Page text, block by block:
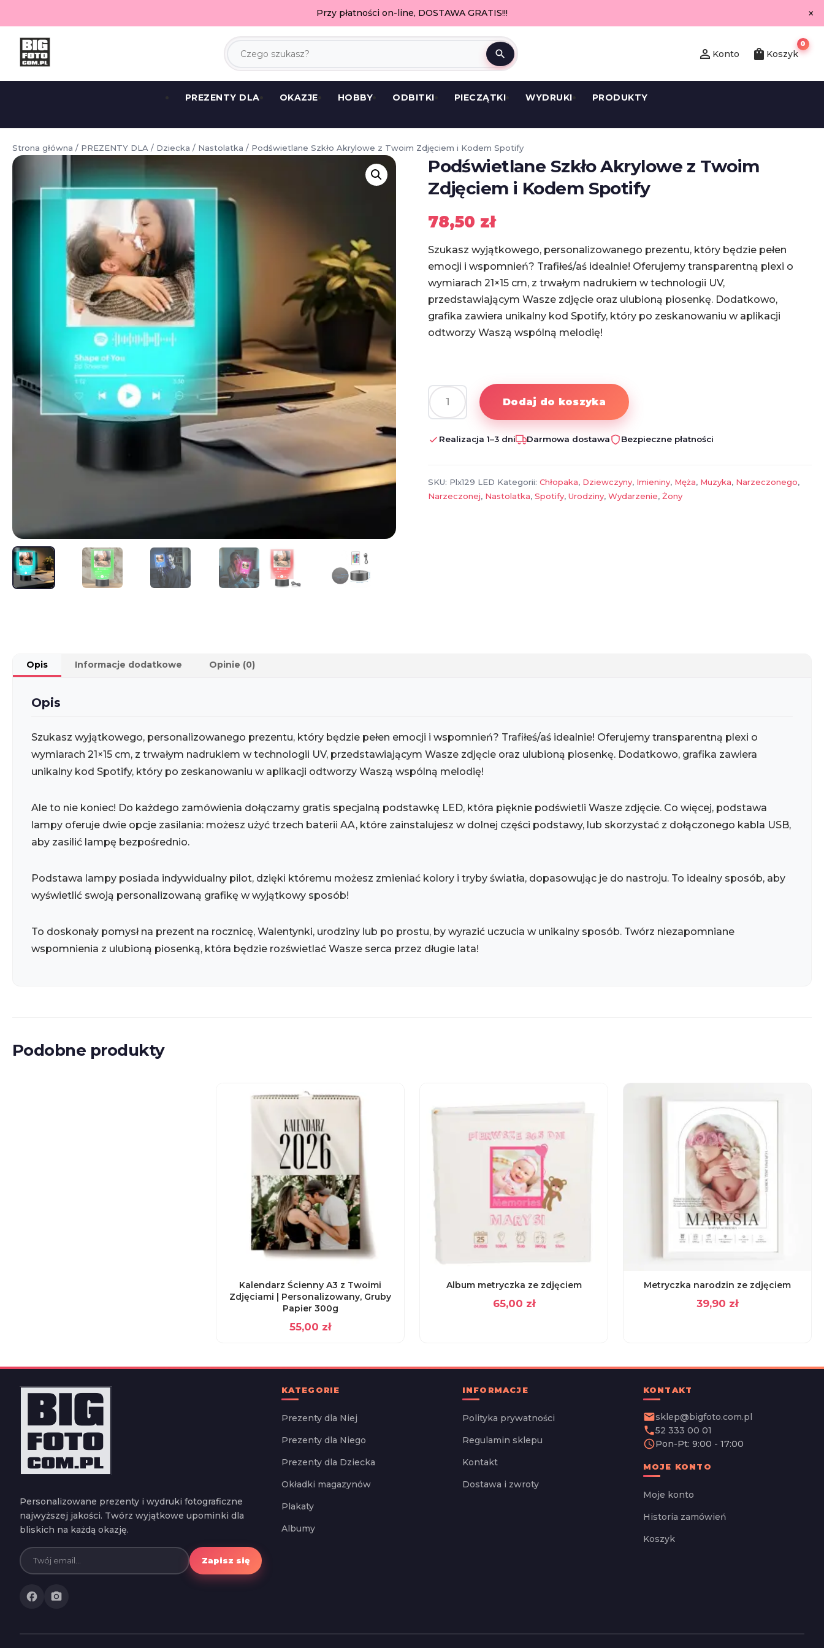
Przy płatności on-line, DOSTAWA GRATIS!!! ×
search person_outline Konto shopping_bag Koszyk
0
PREZENTY DLA OKAZJE HOBBY ODBITKI PIECZĄTKI WYDRUKI PRODUKTY
Strona główna / PREZENTY DLA / Dziecka / Nastolatka / Podświetlane Szkło Akrylowe z Twoim Zdjęciem i Kodem Spotify
Podświetlane Szkło Akrylowe z Twoim
Zdjęciem i Kodem Spotify
78,50 zł
Szukasz wyjątkowego, personalizowanego prezentu, który będzie pełen
emocji i wspomnień? Trafiłeś/aś idealnie! Oferujemy transparentną plexi o
wymiarach 21×15 cm, z trwałym nadrukiem w technologii UV,
przedstawiającym Wasze zdjęcie oraz ulubioną piosenkę. Dodatkowo,
grafika zawiera unikalny kod Spotify, który po zeskanowaniu w aplikacji
odtworzy Waszą wspólną melodię!
ilość
Podświetlane
Szkło
Twoim
Zdjęciem
Dodaj do koszyka
Realizacja 1–3 dni Darmowa dostawa Bezpieczne płatności
SKU: Plx129 LED Kategorii:Chłopaka, Dziewczyny, Imieniny, Męża, Muzyka, Narzeczonego,
Narzeczonej, Nastolatka,Spotify,Urodziny,Wydarzenie,Żony
Opis Informacje dodatkowe Opinie (0)
Opis
Szukasz wyjątkowego, personalizowanego prezentu, który będzie pełen emocji i wspomnień? Trafiłeś/aś idealnie! Oferujemy transparentną plexi o
wymiarach 21×15 cm, z trwałym nadrukiem w technologii UV, przedstawiającym Wasze zdjęcie oraz ulubioną piosenkę. Dodatkowo, grafika zawiera
unikalny kod Spotify, który po zeskanowaniu w aplikacji odtworzy Waszą wspólną melodię!
Ale to nie koniec! Do każdego zamówienia dołączamy gratis specjalną podstawkę LED, która pięknie podświetli Wasze zdjęcie. Co więcej, podstawa
lampy oferuje dwie opcje zasilania: możesz użyć trzech baterii AA, które zainstalujesz w dolnej części podstawy, lub skorzystać z dołączonego kabla USB,
aby zasilić lampę bezpośrednio.
Podstawa lampy posiada indywidualny pilot, dzięki któremu możesz zmieniać kolory i tryby światła, dopasowując je do nastroju. To idealny sposób, aby
wyświetlić swoją personalizowaną grafikę w wyjątkowy sposób!
To doskonały pomysł na prezent na rocznicę, Walentynki, urodziny lub po prostu, by wyrazić uczucia w unikalny sposób. Twórz niezapomniane
wspomnienia z ulubioną piosenką, która będzie rozświetlać Wasze serca przez długie lata!
Podobne produkty
Kalendarz Ścienny A3 z Twoimi
Zdjęciami | Personalizowany, Gruby
Papier 300g
55,00 zł
Album metryczka ze zdjęciem
65,00 zł
Metryczka narodzin ze zdjęciem
39,90 zł
Personalizowane prezenty i wydruki fotograficzne
najwyższej jakości. Twórz wyjątkowe upominki dla
bliskich na każdą okazję.
Zapisz się
facebook photo_camera
KATEGORIE
Prezenty dla Niej
Prezenty dla Niego
Prezenty dla Dziecka
Okładki magazynów
Plakaty
Albumy
INFORMACJE
Polityka prywatności
Regulamin sklepu
Kontakt
Dostawa i zwroty
KONTAKT
emailsklep@bigfoto.com.pl
phone52 333 00 01
schedulePon-Pt: 9:00 - 17:00
MOJE KONTO
Moje konto
Historia zamówień
Koszyk